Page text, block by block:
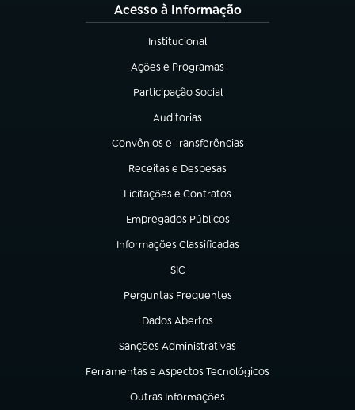
Acesso à Informação
Institucional
(abre em nova aba)
Ações e Programas
(abre em nova aba)
Participação Social
(abre em nova aba)
Auditorias
(abre em nova aba)
Convênios e Transferências
(abre em nova aba)
Receitas e Despesas
(abre em nova aba)
Licitações e Contratos
(abre em nova aba)
Empregados Públicos
(abre em nova aba)
Informações Classificadas
(abre em nova aba)
SIC
(abre em nova aba)
Perguntas Frequentes
(abre em nova aba)
Dados Abertos
(abre em nova aba)
Sanções Administrativas
(abre em nova aba)
Ferramentas e Aspectos Tecnológicos
(abre em nova aba)
Outras Informações
(abre em nova aba)